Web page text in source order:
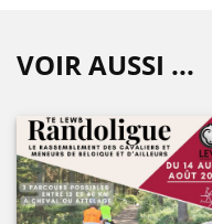
VOIR AUSSI ...